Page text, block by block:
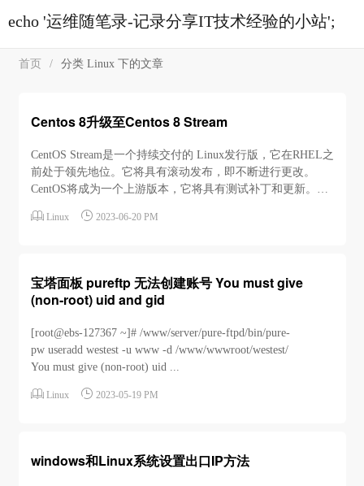
echo '运维随笔录-记录分享IT技术经验的小站';
首页 / 分类 Linux 下的文章
Centos 8升级至Centos 8 Stream
CentOS Stream是一个持续交付的 Linux发行版，它在RHEL之
前处于领先地位。它将具有滚动发布，即不断进行更改。
CentOS将成为一个上游版本，它将具有测试补丁和更新。随
CentOS Stream版本中。 CentOS 6于2020年11月30日到期。
 Linux  2023-06-20 PM
宝塔面板 pureftp 无法创建账号 You must give
(non-root) uid and gid
[root@ebs-127367 ~]# /www/server/pure-ftpd/bin/pure-
pw useradd westest -u www -d /www/wwwroot/westest/
You must give (non-root) uid ...
 Linux  2023-05-19 PM
windows和Linux系统设置出口IP方法